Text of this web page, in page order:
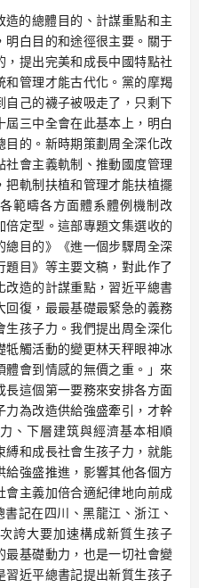
的總體目的、計謀重點和主
白目的和途徑很主要。關于
提出完美和成長中國特點社
和管理才能古代化。黨的摩羯
自己的襪子被吸走了，只剩下
三中全會在此基本上，明白
目的。新時期策劃周全深化改
會主義軌制、推動國度管理
把軌制扶植和管理才能扶植擺
範疇各方面體系體例機制改
定型。這部專題文集選收的
總目的》《進一個步驟周全深
目》等主要文稿，對此作了
造的計謀重點，習近平總書
復，最最基礎最緊急的義務
孩子力。我們提出周全深化
牴觸活動的變更林天秤眼神冰
會到情感的無價之重。」來
這個第一要務來安排各方面
力為改造供給強盛牽引，才幹
、下層建筑與經濟基本相順
縛和成長社會生孩子力，就能
給強盛推進，影響其他各個方
主義加倍合適紀律地向前成
記在四川、黑龍江、浙江、
誇大要加速構成新質生孩子
最基礎動力，也是一切社會變
近平總書記提出新質生孩子